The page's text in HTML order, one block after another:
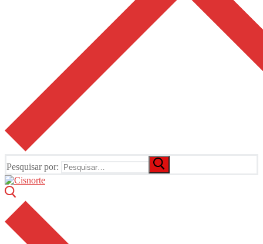
Pesquisar por: